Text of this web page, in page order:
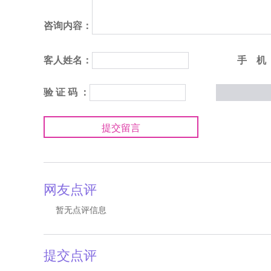
咨询内容：
客人姓名： 手 机
验 证 码 ：
提交留言
网友点评
暂无点评信息
提交点评